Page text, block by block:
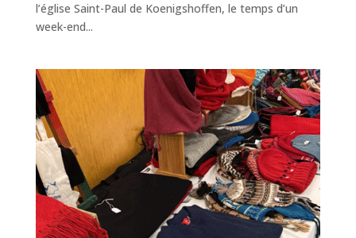
l’église Saint-Paul de Koenigshoffen, le temps d’un
week-end...